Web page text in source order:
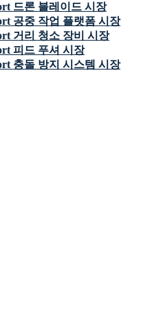
드론 블레이드 시장
공중 작업 플랫폼 시장
거리 청소 장비 시장
피드 푸셔 시장
충돌 방지 시스템 시장